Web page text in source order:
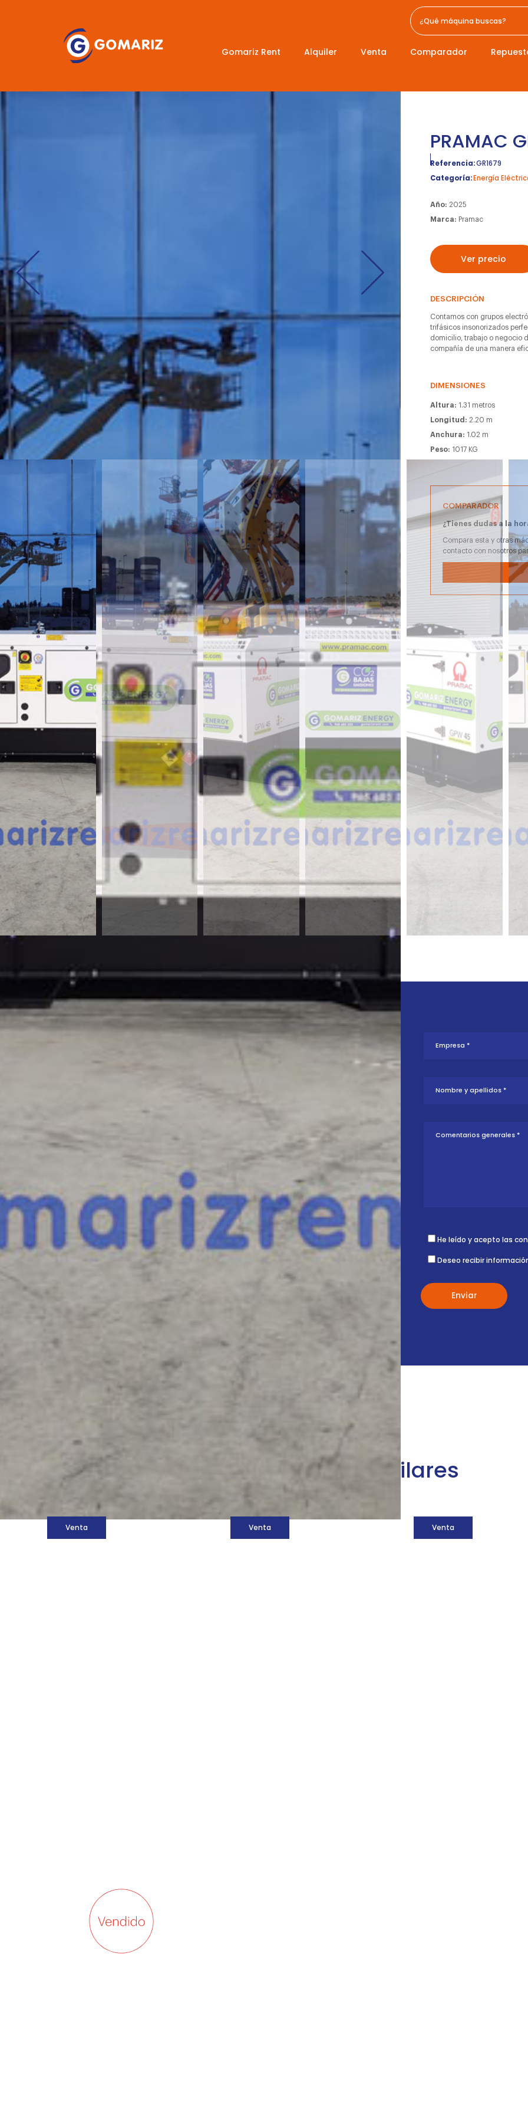
Gomariz Rent Alquiler Venta Comparador
PRAMAC
Referencia:GR1679
Categoría:Energía
Año:2025
Marca: Pramac
Ver precio
DESCRIPCIÓN
Contamos con grupos
trifásicos insonorizados
domicilio, trabajo o negocio
compañía de una manera
DIMENSIONES
Altura: 1.31 metros
Longitud:2.20 m
Anchura: 1.02 m
Peso: 1017 KG
COMPARADOR
¿Tienes dudas a la
Compara esta y otras
contacto con nosotros
¿Te interesa
esta máquina?
máquina para ponernos en contacto directo contigo.
PRAMAC GPW45P
He leído y acepto las
Deseo recibir
Máquinas similares
Venta Venta Venta